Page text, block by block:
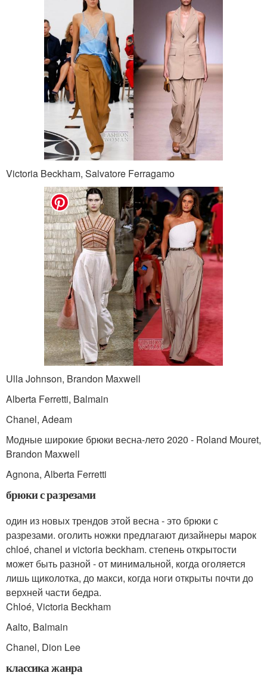
Victoria Beckham, Salvatore Ferragamo
Ulla Johnson, Brandon Maxwell
Alberta Ferretti, Balmain
Chanel, Adeam
Модные широкие брюки весна-лето 2020 - Roland Mouret,
Brandon Maxwell
Agnona, Alberta Ferretti
брюки с разрезами
один из новых трендов этой весна - это брюки с
разрезами. оголить ножки предлагают дизайнеры марок
chloé, chanel и victoria beckham. степень открытости
может быть разной - от минимальной, когда оголяется
лишь щиколотка, до макси, когда ноги открыты почти до
верхней части бедра.
Chloé, Victoria Beckham
Aalto, Balmain
Chanel, Dion Lee
классика жанра